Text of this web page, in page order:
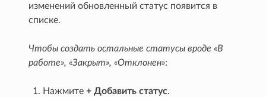
изменений обновленный статус появится в
списке.
Чтобы создать остальные статусы вроде «В
работе», «Закрыт», «Отклонен»:
Нажмите+ Добавить статус.